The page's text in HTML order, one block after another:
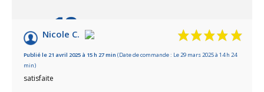
10/10
Basé sur 1 avis
Nicole C.
Publié le 21 avril 2025 à 15 h 27 min (Date de commande : Le 29 mars 2025 à 14 h 24
min)
satisfaite